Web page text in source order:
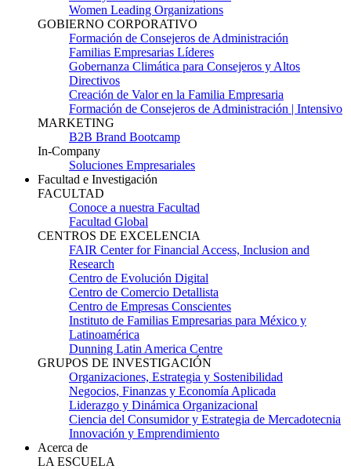
Women Leading Organizations
GOBIERNO CORPORATIVO
Formación de Consejeros de Administración
Familias Empresarias Líderes
Gobernanza Climática para Consejeros y Altos
Directivos
Creación de Valor en la Familia Empresaria
Formación de Consejeros de Administración | Intensivo
MARKETING
B2B Brand Bootcamp
In-Company
Soluciones Empresariales
Facultad e Investigación
FACULTAD
Conoce a nuestra Facultad
Facultad Global
CENTROS DE EXCELENCIA
FAIR Center for Financial Access, Inclusion and
Research
Centro de Evolución Digital
Centro de Comercio Detallista
Centro de Empresas Conscientes
Instituto de Familias Empresarias para México y
Latinoamérica
Dunning Latin America Centre
GRUPOS DE INVESTIGACIÓN
Organizaciones, Estrategia y Sostenibilidad
Negocios, Finanzas y Economía Aplicada
Liderazgo y Dinámica Organizacional
Ciencia del Consumidor y Estrategia de Mercadotecnia
Innovación y Emprendimiento
Acerca de
LA ESCUELA